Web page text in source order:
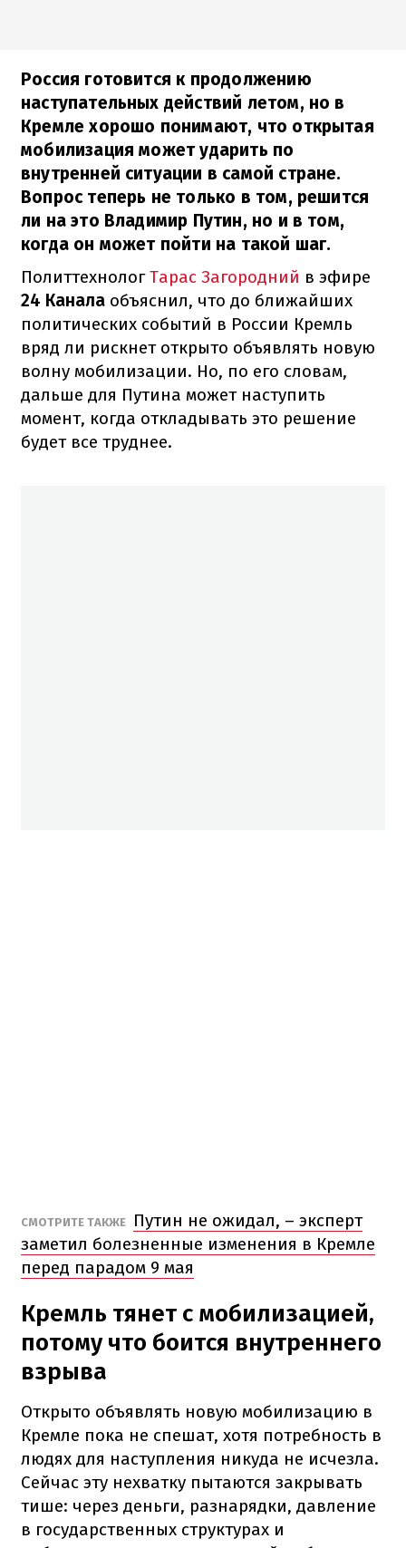
Россия готовится к продолжению
наступательных действий летом, но в
Кремле хорошо понимают, что открытая
мобилизация может ударить по
внутренней ситуации в самой стране.
Вопрос теперь не только в том, решится
ли на это Владимир Путин, но и в том,
когда он может пойти на такой шаг.
ПолиттехнологТарас Загородний в эфире
24 Канала объяснил, что до ближайших
политических событий в России Кремль
вряд ли рискнет открыто объявлять новую
волну мобилизации. Но, по его словам,
дальше для Путина может наступить
момент, когда откладывать это решение
будет все труднее.
СМОТРИТЕ ТАКЖЕ
Путин не ожидал, – эксперт
заметил болезненные изменения в Кремле
перед парадом 9 мая
Кремль тянет с мобилизацией,
потому что боится внутреннего
взрыва
Открыто объявлять новую мобилизацию в
Кремле пока не спешат, хотя потребность в
людях для наступления никуда не исчезла.
Сейчас эту нехватку пытаются закрывать
тише: через деньги, разнарядки, давление
в государственных структурах и